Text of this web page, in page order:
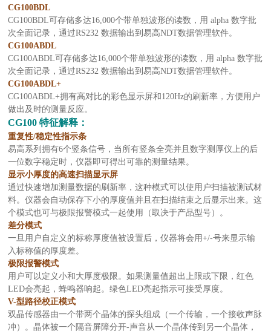
CG100BDL
CG100BDL可存储多达16,000个带单独波形的读数，用 alpha 数字批
次全面记录，通过RS232 数据输出到易高NDT数据管理软件。
CG100ABDL
CG100ABDL可存储多达16,000个带单独波形的读数，用 alpha 数字批
次全面记录，通过RS232 数据输出到易高NDT数据管理软件。
CG100ABDL+
CG100ABDL+拥有高对比的彩色显示屏和120Hz的刷新率，方便用户
做出及时的测量反应。
CG100 特征解释：
重复性/稳定性指示条
易高系列拥有6个竖条信号，当所有竖条全亮并且数字测厚仪上的后
一位数字稳定时，仪器即可得出可靠的测量结果。
显示小厚度的高速扫描显示屏
通过快速增加测量数据的刷新率，这种模式可以使用户扫描被测试材
料。仪器会自动保存下小的厚度值并且在扫描结束之后显示出来。这
个模式也可与极限报警模式一起使用（取决于产品型号）。
差分模式
一旦用户自定义的标称厚度值被设置后，仪器将会用+/-号来显示输
入标称值的厚度差。
极限报警模式
用户可以定义小和大厚度极限。如果测量值超出上限或下限，红色
LED会亮起，蜂鸣器响起。绿色LED亮起指示可接受厚度。
V-型路径校正模式
双晶传感器由一个带两个晶体的探头组成（一个传输，一个接收声脉
冲）。晶体被一个隔音屏障分开-声音从一个晶体传到另一个晶体，